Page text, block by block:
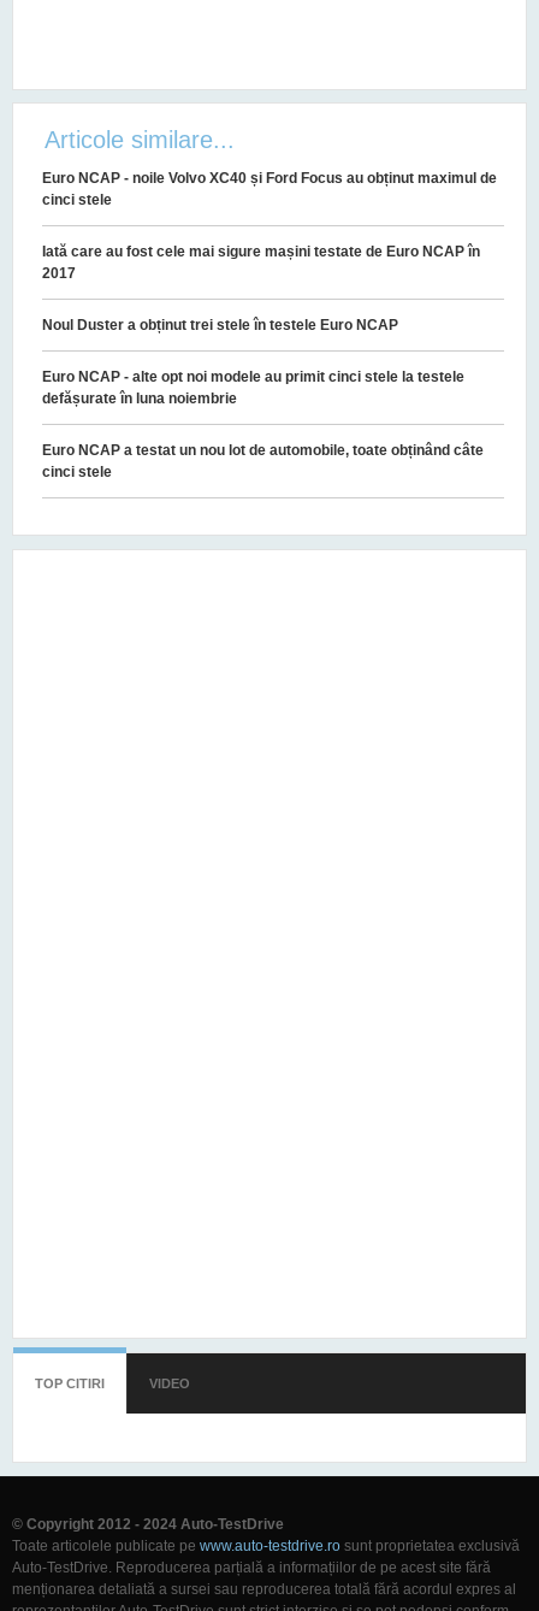
Articole similare...
Euro NCAP - noile Volvo XC40 și Ford Focus au obținut maximul de
cinci stele
Iată care au fost cele mai sigure mașini testate de Euro NCAP în
2017
Noul Duster a obținut trei stele în testele Euro NCAP
Euro NCAP - alte opt noi modele au primit cinci stele la testele
defășurate în luna noiembrie
Euro NCAP a testat un nou lot de automobile, toate obținând câte
cinci stele
TOP CITIRI (TAB ACTIV)
VIDEO
© Copyright 2012 - 2024 Auto-TestDrive
Toate articolele publicate pe www.auto-testdrive.ro sunt proprietatea exclusivă
Auto-TestDrive. Reproducerea parțială a informațiilor de pe acest site fără
menționarea detaliată a sursei sau reproducerea totală fără acordul expres al